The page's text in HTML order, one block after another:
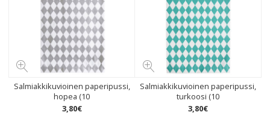
Salmiakkikuvioinen paperipussi,
hopea (10
3,80€
Salmiakkikuvioinen paperipussi,
turkoosi (10
3,80€